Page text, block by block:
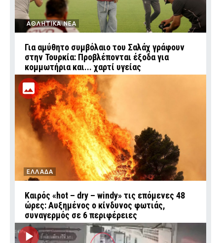
ΑΘΛΗΤΙΚΑ ΝΕΑ
Για αμύθητο συμβόλαιο του Σαλάχ γράφουν
στην Τουρκία: Προβλέπονται έξοδα για
κομμωτήρια και... χαρτί υγείας
ΕΛΛΑΔΑ
Καιρός «hot – dry – windy» τις επόμενες 48
ώρες: Αυξημένος ο κίνδυνος φωτιάς,
συναγερμός σε 6 περιφέρειες